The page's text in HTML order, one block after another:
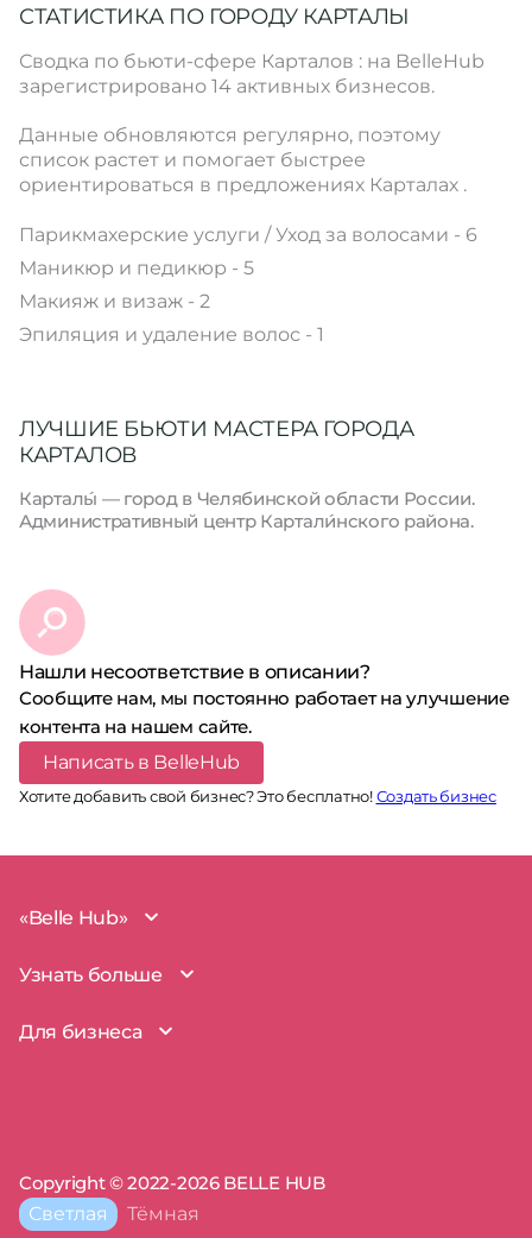
СТАТИСТИКА ПО ГОРОДУ КАРТАЛЫ
Сводка по бьюти-сфере Карталов : на BelleHub
зарегистрировано 14 активных бизнесов.
Данные обновляются регулярно, поэтому
список растет и помогает быстрее
ориентироваться в предложениях Карталах .
Парикмахерские услуги / Уход за волосами - 6
Маникюр и педикюр - 5
Макияж и визаж - 2
Эпиляция и удаление волос - 1
ЛУЧШИЕ БЬЮТИ МАСТЕРА ГОРОДА
КАРТАЛОВ
Карталы́ — город в Челябинской области России.
Административный центр Картали́нского района.
Нашли несоответствие в описании?
Сообщите нам, мы постоянно работает на улучшение
контента на нашем сайте.
Написать в BelleHub
Хотите добавить свой бизнес? Это бесплатно!Создать бизнес
«Belle Hub»
О проекте
Наша команда
Узнать больше
BelleHub для вас
Отзывы
Пресса о нас
Полезные советы
Для бизнеса
Запросы прав на бизнес
Сертификаты
Поддержка
Copyright © 2022-2026 BELLE HUB
Тема
сайта:
Светлая Тёмная